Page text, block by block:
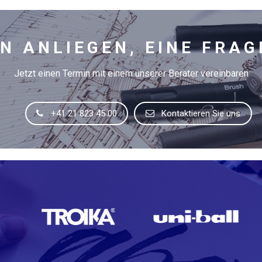
ANLIEGEN, EINE
Jetzt einen Termin mit einem unserer Berater vereinbaren
+41 21 823 45 00 Kontaktieren Sie uns